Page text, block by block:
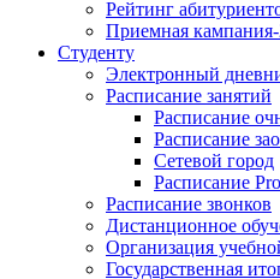
Рейтинг
Приемная
Студенту
Электронный
Расписание занятий
Расписание
Расписание
Сетевой город
Расписание
Расписание звонков
Дистанционное
Организация
Государственная